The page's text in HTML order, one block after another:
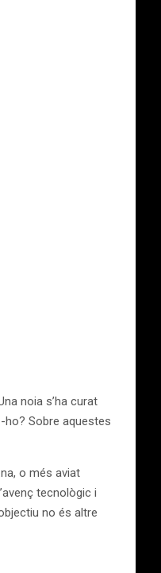
noia s’ha curat
ho? Sobre aquestes
o més aviat
tecnològic i
no és altre